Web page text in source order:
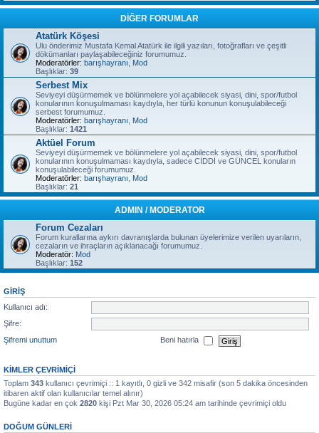
DİĞER FORUMLAR
Atatürk Köşesi
Ulu önderimiz Mustafa Kemal Atatürk ile ilgili yazıları, fotoğrafları ve çeşitli
dökümanları paylaşabileceğiniz forumumuz.
Moderatörler: barışhayranı
Mod
Başlıklar: 39
Serbest Mix
Seviyeyi düşürmemek ve bölünmelere yol açabilecek siyasi, dini, spor/futbol
konularının konuşulmaması kaydıyla, her türlü konunun konuşulabileceği
serbest forumumuz.
Moderatörler: barışhayranı
Mod
Başlıklar: 1421
Aktüel Forum
Seviyeyi düşürmemek ve bölünmelere yol açabilecek siyasi, dini, spor/futbol
konularının konuşulmaması kaydıyla, sadece CİDDİ ve GÜNCEL konuların
konuşulabileceği forumumuz.
Moderatörler: barışhayranı
Mod
Başlıklar: 21
ADMIN / MODERATOR
Forum Cezaları
Forum kurallarına aykırı davranışlarda bulunan üyelerimize verilen uyarıların,
cezaların ve ihraçların açıklanacağı forumumuz.
Moderatör: Mod
Başlıklar: 152
GIRIŞ
Kullanıcı adı:
Şifre:
Şifremi unuttum
Beni hatırla
KIMLER ÇEVRIMIÇI
Toplam 343 kullanıcı çevrimiçi :: 1 kayıtlı, 0 gizli ve 342 misafir (son 5 dakika öncesinden
itibaren aktif olan kullanıcılar temel alınır)
Bugüne kadar en çok 2820 kişi Pzt Mar 30, 2026 05:24 am tarihinde çevrimiçi oldu
DOĞUM GÜNLERI